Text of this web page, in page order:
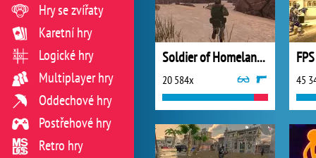
Soldier of Homeland: Sahara
20 584x 45
Hry se zvířaty
Karetní hry
Logické hry
Multiplayer hry
Oddechové hry
Postřehové hry
Retro hry